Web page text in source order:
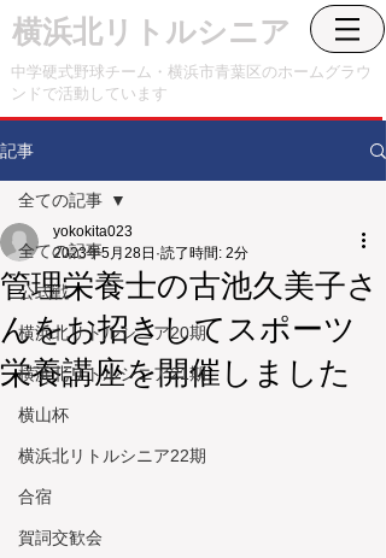
横浜北リトルシニア
中学硬式野球チーム・横浜市青葉区のホームグラウ
ンドで活動しています
記事
全ての記事
公式戦
横浜北リトルシニア20期
横浜北リトルシニア21期
横山杯
横浜北リトルシニア22期
合宿
賀詞交歓会
全ての記事
管理栄養士の古池久美子さ
んをお招きしてスポーツ
栄養講座を開催しました
yokokita023
2023年5月28日 読了時間: 2分